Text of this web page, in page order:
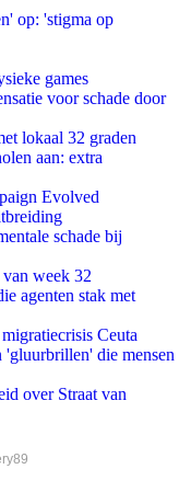
op: 'stigma op
games
voor schade door
lokaal 32 graden
aan: extra
Evolved
schade bij
week 32
agenten stak met
Ceuta
die mensen
over Straat van